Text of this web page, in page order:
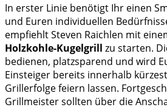
In erster Linie benötigt Ihr einen
und Euren individuellen
empfiehlt Steven Raichlen mit
Holzkohle-Kugelgrill zu starten.
bedienen, platzsparend und wird
Einsteiger bereits innerhalb
Grillerfolge feiern lassen.
Grillmeister sollten über die